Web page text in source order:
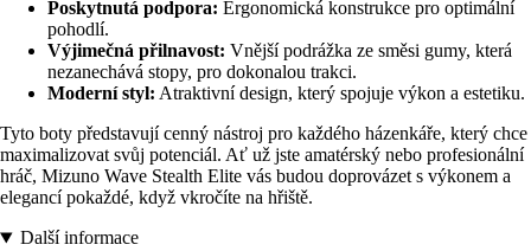
Poskytnutá podpora: Ergonomická konstrukce pro optimální
pohodlí.
Výjimečná přilnavost: Vnější podrážka ze směsi gumy, která
nezanechává stopy, pro dokonalou trakci.
Moderní styl: Atraktivní design, který spojuje výkon a estetiku.
Tyto boty představují cenný nástroj pro každého házenkáře, který chce
maximalizovat svůj potenciál. Ať už jste amatérský nebo profesionální
hráč, Mizuno Wave Stealth Elite vás budou doprovázet s výkonem a
elegancí pokaždé, když vkročíte na hřiště.
Další informace